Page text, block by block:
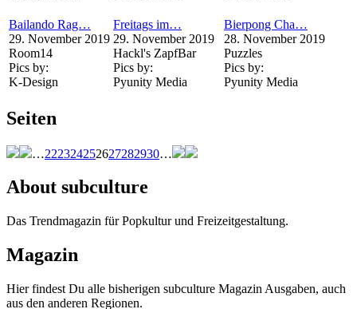
Bailando Rag…
29. November 2019
Room14
Pics by:
K-Design
Freitags im…
29. November 2019
Hackl's ZapfBar
Pics by:
Pyunity Media
Bierpong Cha…
28. November 2019
Puzzles
Pics by:
Pyunity Media
Seiten
…222324252627282930…
About subculture
Das Trendmagazin für Popkultur und Freizeitgestaltung.
Magazin
Hier findest Du alle bisherigen subculture Magazin Ausgaben, auch
aus den anderen Regionen.